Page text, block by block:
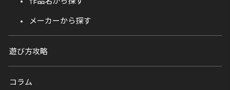
メーカーから探す
遊び方攻略
コラム